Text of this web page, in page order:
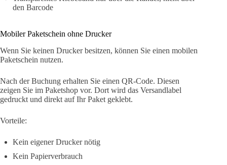
den Barcode
Mobiler Paketschein ohne Drucker
Wenn Sie keinen Drucker besitzen, können Sie einen mobilen
Paketschein nutzen.
Nach der Buchung erhalten Sie einen QR-Code. Diesen
zeigen Sie im Paketshop vor. Dort wird das Versandlabel
gedruckt und direkt auf Ihr Paket geklebt.
Vorteile:
Kein eigener Drucker nötig
Kein Papierverbrauch